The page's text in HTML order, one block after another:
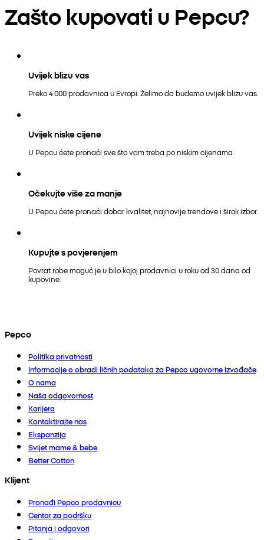
Zašto kupovati u Pepcu?
Uvijek blizu vas
Preko 4.000 prodavnica u Evropi. Želimo da budemo uvijek blizu vas.
Uvijek niske cijene
U Pepcu ćete pronaći sve što vam treba po niskim cijenama.
Očekujte više za manje
U Pepcu ćete pronaći dobar kvalitet, najnovije trendove i širok izbor.
Kupujte s povjerenjem
Povrat robe moguć je u bilo kojoj prodavnici u roku od 30 dana od
kupovine.
Pepco
Politika privatnosti
Informacije o obradi ličnih podataka za Pepco ugovorne izvođače
O nama
Naša odgovornost
Karijera
Kontaktirajte nas
Ekspanzija
Svijet mame & bebe
Better Cotton
Klijent
Pronađi Pepco prodavnicu
Centar za podršku
Pitanja i odgovori